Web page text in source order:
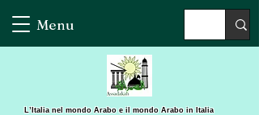
Menu
L’Italia nel mondo Arabo e il mondo Arabo in Italia